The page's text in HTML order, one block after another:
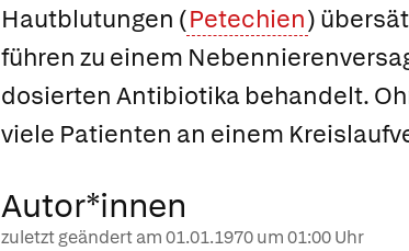
Hautblutungen (Petechien)
führen zu einem
dosierten Antibiotika behandelt.
viele Patienten an einem
Autor*innen
zuletzt geändert am01.01.1970um 01:00 Uhr